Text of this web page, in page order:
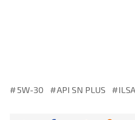
5W-30 API SN PLUS